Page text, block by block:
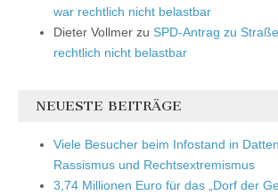
war rechtlich nicht belastbar
Dieter Vollmer zu SPD-Antrag zu
rechtlich nicht belastbar
NEUESTE BEITRÄGE
Viele Besucher beim Infostand in
Rassismus und Rechtsextremismus
3,74 Millionen Euro für das „Dorf der